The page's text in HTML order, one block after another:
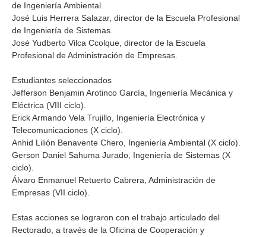
de Ingeniería Ambiental.
José Luis Herrera Salazar, director de la Escuela Profesional
de Ingeniería de Sistemas.
José Yudberto Vilca Ccolque, director de la Escuela
Profesional de Administración de Empresas.
Estudiantes seleccionados
Jefferson Benjamin Arotinco García, Ingeniería Mecánica y
Eléctrica (VIII ciclo).
Erick Armando Vela Trujillo, Ingeniería Electrónica y
Telecomunicaciones (X ciclo).
Anhid Lilión Benavente Chero, Ingeniería Ambiental (X ciclo).
Gerson Daniel Sahuma Jurado, Ingeniería de Sistemas (X
ciclo).
Álvaro Enmanuel Retuerto Cabrera, Administración de
Empresas (VII ciclo).
Estas acciones se lograron con el trabajo articulado del
Rectorado, a través de la Oficina de Cooperación y